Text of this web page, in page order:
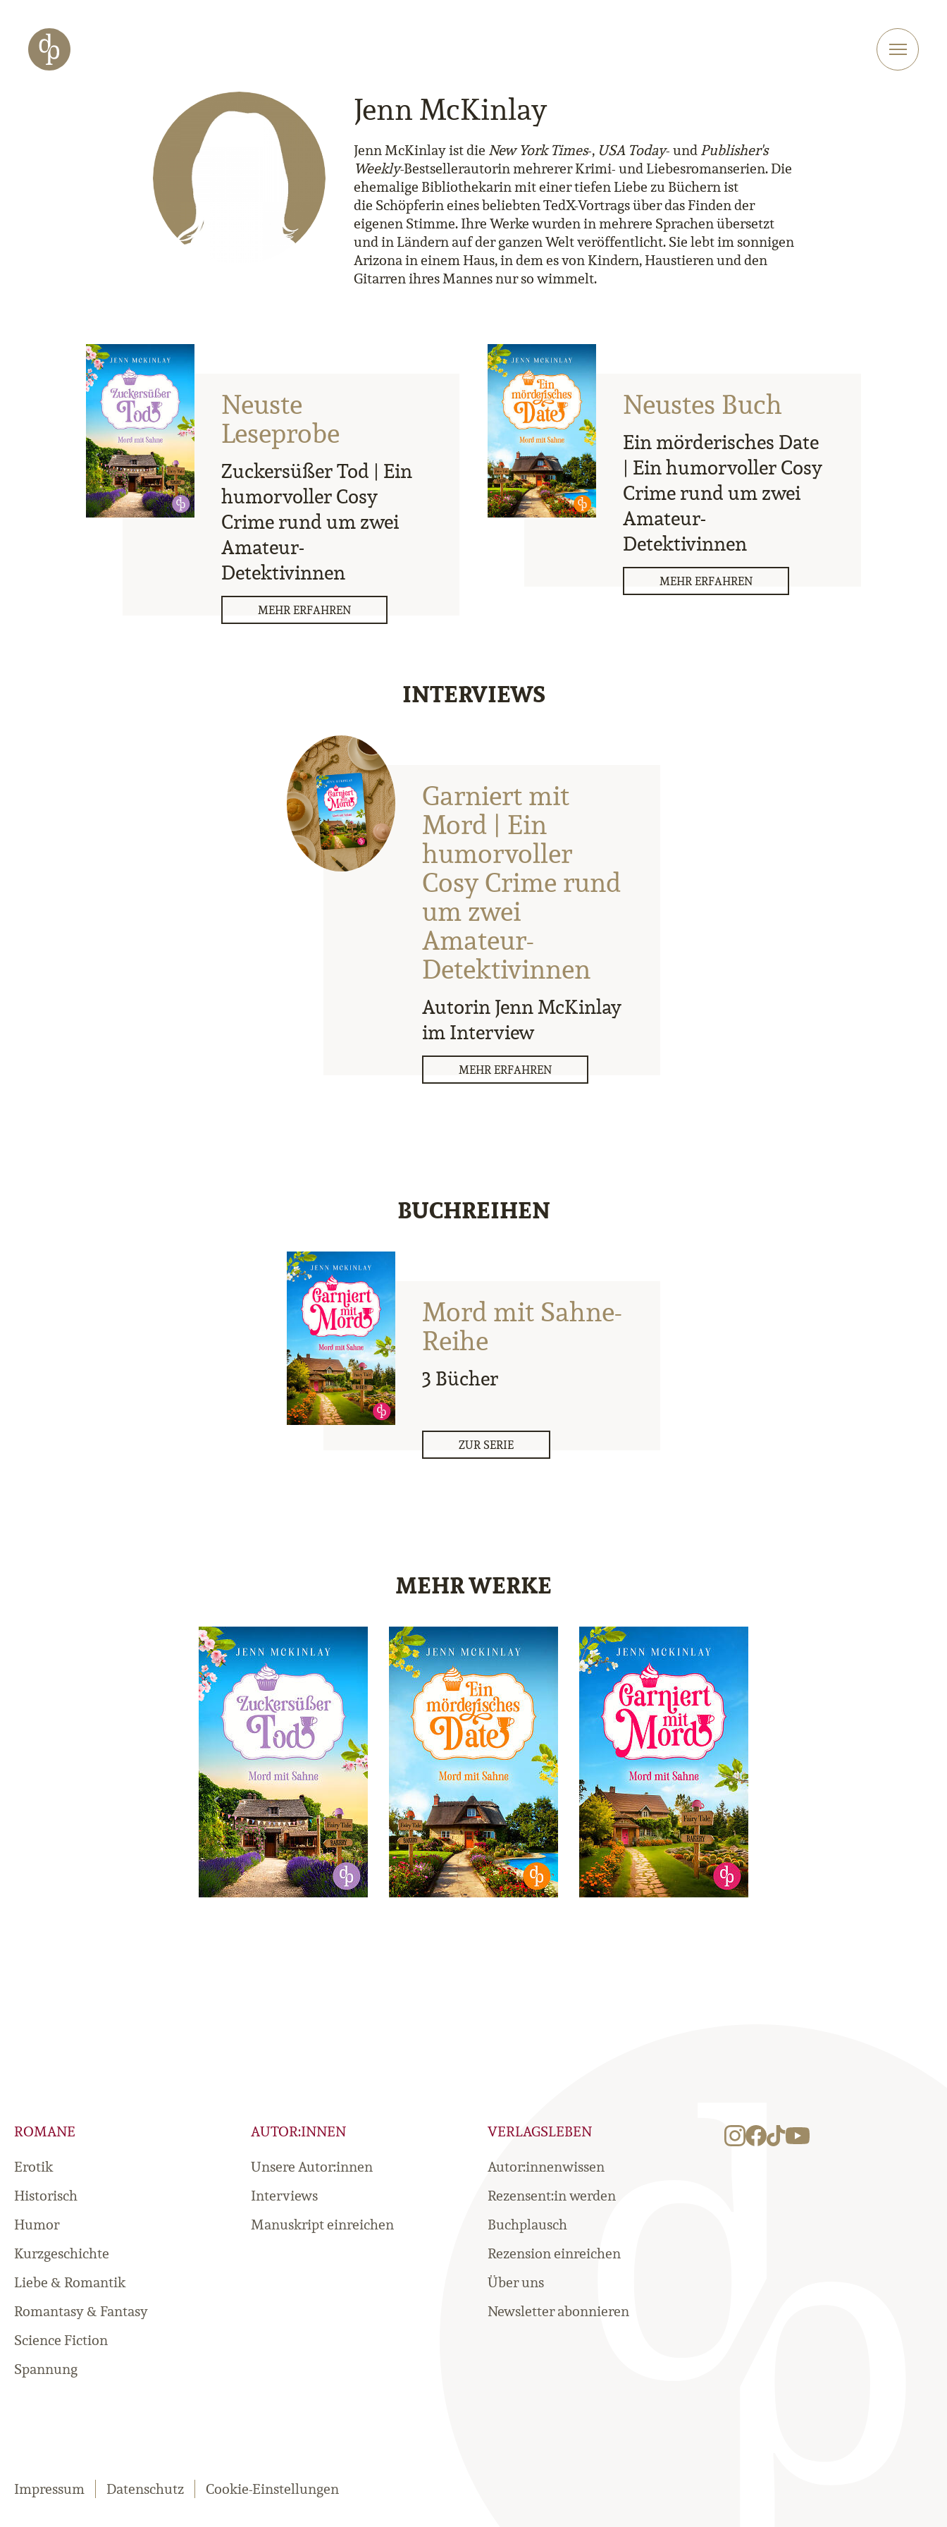
Zur Navigation springen
Zur Website-Suche springen
Jenn McKinlay
Jenn McKinlay ist die New York Times-, USA Today- undPublisher's
Weekly-Bestsellerautorin mehrerer Krimi- und Liebesromanserien. Die
ehemalige Bibliothekarin mit einer tiefen Liebe zu Büchern ist
die Schöpferin eines beliebten TedX-Vortrags über das Finden der
eigenen Stimme. Ihre Werke wurden in mehrere Sprachen übersetzt
und in Ländern auf der ganzen Welt veröffentlicht. Sie lebt im sonnigen
Arizona in einem Haus, in dem es von Kindern, Haustieren und den
Gitarren ihres Mannes nur so wimmelt.
Neuste
Leseprobe
Zuckersüßer Tod | Ein
humorvoller Cosy
Crime rund um zwei
Amateur-
Detektivinnen
MEHR ERFAHREN
Neustes Buch
Ein mörderisches Date
| Ein humorvoller Cosy
Crime rund um zwei
Amateur-
Detektivinnen
MEHR ERFAHREN
INTERVIEWS
Garniert mit
Mord | Ein
humorvoller
Cosy Crime rund
um zwei
Amateur-
Detektivinnen
Autorin Jenn McKinlay
im Interview
MEHR ERFAHREN
BUCHREIHEN
Mord mit Sahne-
Reihe
3 Bücher
ZUR SERIE
MEHR WERKE
ROMANE
Erotik
Historisch
Humor
Kurzgeschichte
Liebe & Romantik
Romantasy & Fantasy
Science Fiction
Spannung
AUTOR:INNEN
Unsere Autor:innen
Interviews
Manuskript einreichen
VERLAGSLEBEN
Autor:innenwissen
Rezensent:in werden
Buchplausch
Rezension einreichen
Über uns
Newsletter abonnieren
Impressum Datenschutz Cookie-Einstellungen